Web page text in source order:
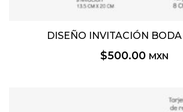
DISEÑO INVITACIÓN
$500.00 MXN